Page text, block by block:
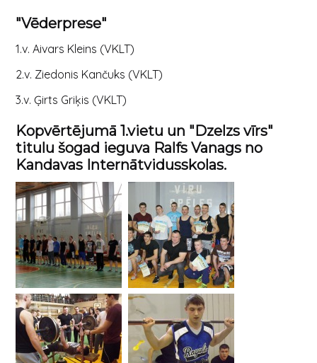
"Vēderprese"
1.v. Aivars Kleins (VKLT)
2.v. Ziedonis Kančuks (VKLT)
3.v. Ģirts Griķis (VKLT)
Kopvērtējumā 1.vietu un "Dzelzs vīrs"
titulu šogad ieguva Ralfs Vanags no
Kandavas Internātvidusskolas.